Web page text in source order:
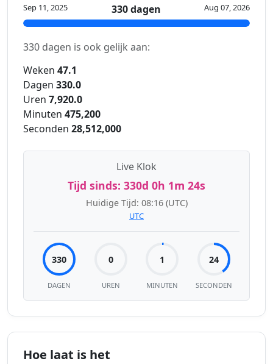
Sep 11, 2025 330 dagen Aug 07, 2026
330 dagen is ook gelijk aan:
Weken 47.1
Dagen 330.0
Uren 7,920.0
Minuten 475,200
Seconden 28,512,000
Live Klok
Tijd sinds: 330d 0h 1m 25s
Huidige Tijd: 08:16 (UTC)
UTC
330
DAGEN
0
UREN
1
MINUTEN
25
SECONDEN
Hoe laat is het